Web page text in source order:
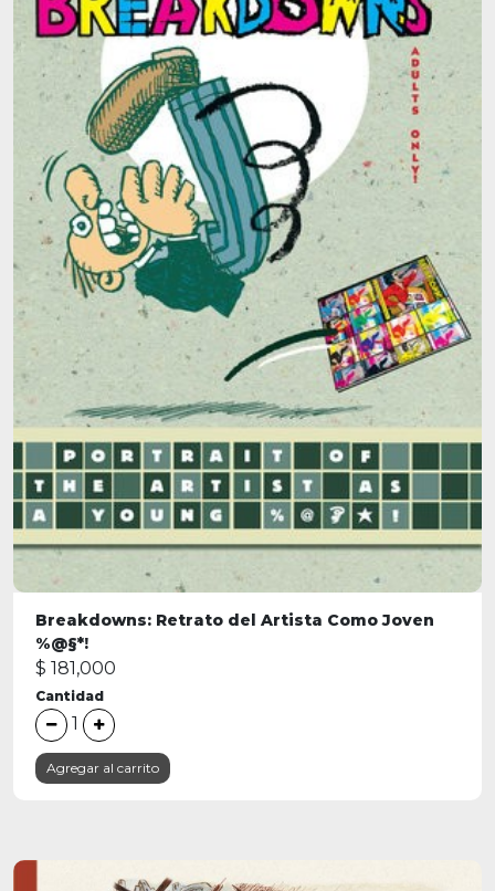
Breakdowns: Retrato del Artista Como Joven
%@§*!
$ 181,000
Cantidad
1
Agregar al carrito